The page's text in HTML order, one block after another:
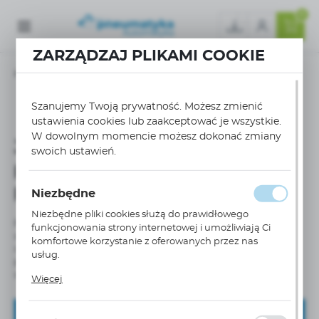
Strona główna
Jakie są kluczowe czynniki przy doborze silnika pneumatycznego?
Jakie są kluczowe czynniki
przy doborze silnika
pneumatycznego?
Przy wyborze silnika pneumatycznego należy uwzględnić
wymagany moment obrotowy, prędkość obrotową, ciśnienie
robocze oraz warunki środowiskowe, w których silnik będzie
pracować. Ważne jest także dopasowanie silnika do specyficznych
wymagań aplikacji.
ZARZĄDZAJ PLIKAMI COOKIE
Szanujemy Twoją prywatność. Możesz zmienić
ustawienia cookies lub zaakceptować je wszystkie.
W dowolnym momencie możesz dokonać zmiany
swoich ustawień.
Niezbędne
Niezbędne pliki cookies służą do prawidłowego
funkcjonowania strony internetowej i umożliwiają Ci
komfortowe korzystanie z oferowanych przez nas
usług.
Ciebie działania w celu m.in. dostosowania Twoich
ustawień preferencji prywatności, logowania czy
Więcej